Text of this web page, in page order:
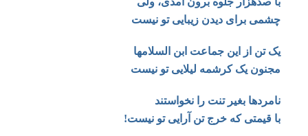
چشمی برای دیدن زیبایی تو نیست
یک تن از این جماعت ابن السلامها
مجنون یک کرشمه لیلایی تو نیست
نامردها بغیر تنت را نخواستند
با قیمتی که خرج تن آرایی تو نیست!